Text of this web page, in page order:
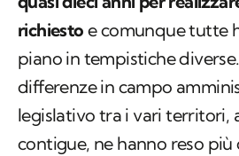
richiesto e comunque tutte
piano in tempistiche
differenze in campo
legislativo tra i vari territori,
contigue, ne hanno reso più